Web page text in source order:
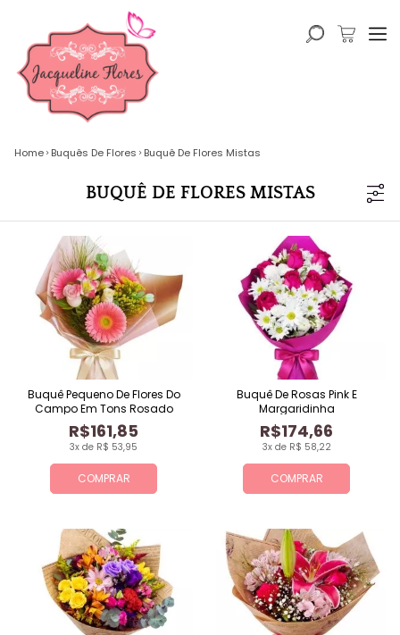
Home Buquês De Flores Buquê De Flores Mistas
BUQUÊ DE FLORES MISTAS
COMPRAR
3x de R$ 53,95
R$161,85
Buquê Pequeno De Flores Do
Campo Em Tons Rosado
COMPRAR
3x de R$ 58,22
R$174,66
Buquê De Rosas Pink E
Margaridinha